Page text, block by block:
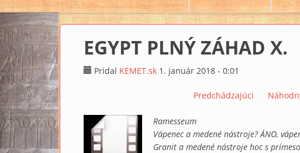
EGYPT PLNÝ ZÁHAD X.
Pridal KEMET.sk 1. január 2018 - 0:01
Predchádzajúci
Ramesseum
Vápenec a medené nástroje? ÁNO,
Granit a medené nástroje hoc s